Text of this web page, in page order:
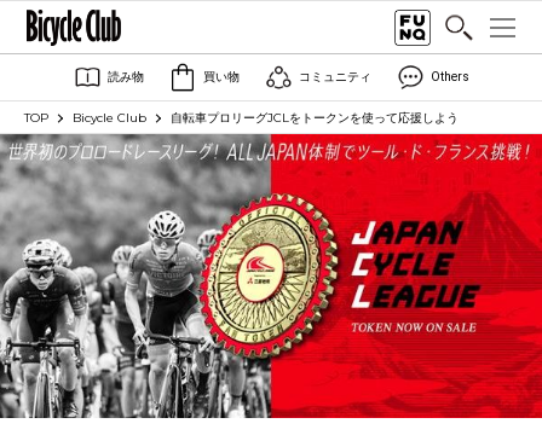
読み物 買い物 コミュニティ Others
TOP Bicycle Club 自転車プロリーグJCLをトークンを使って応援しよう